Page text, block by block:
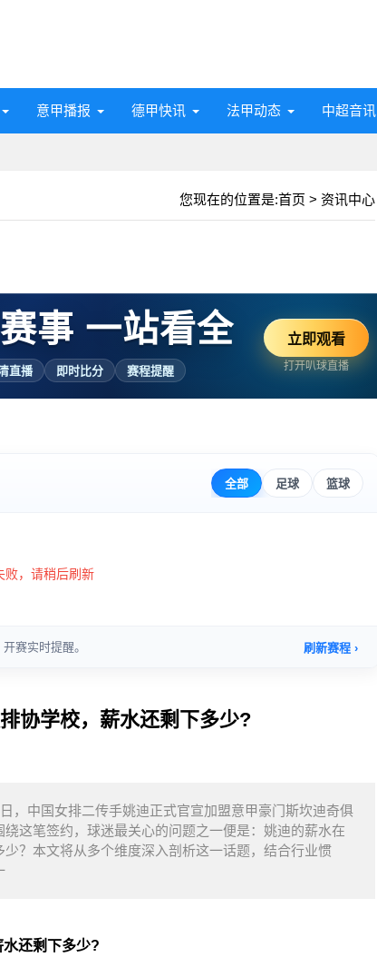
意甲播报 德甲快讯 法甲动态 中超音讯
您现在的位置是:首页 > 资讯中心
事 一站看全
直播 即时比分 赛程提醒
立即观看
打开叭球直播
协学校，薪水还剩下多少?
，中国女排二传手姚迪正式官宣加盟意甲豪门斯坎迪奇俱
这笔签约，球迷最关心的问题之一便是：姚迪的薪水在
？本文将从多个维度深入剖析这一话题，结合行业惯
还剩下多少?